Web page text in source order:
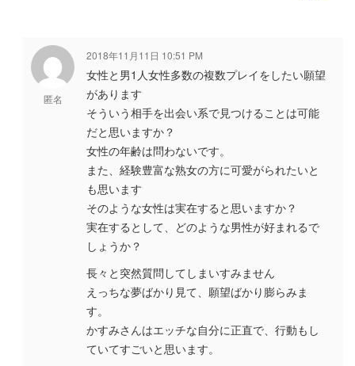
匿名
2018年11月11日 10:51 PM
女性と男1人女性多数の複数プレイをしたい願望
があります
そういう相手を出会い系で見つけることは可能
だと思いますか？
女性の年齢は問わないです。
また、経験豊富な熟女の方に可愛がられたいと
も思います
そのような女性は実在すると思いますか？
実在するとして、どのような男性が好まれるで
しょうか？
長々と突然質問してしまいすみません
えっちな夢ばかり見て、願望ばかり膨らみま
す。
かすみさんはエッチな自分に正直で、行動もし
ていてすごいと思います。